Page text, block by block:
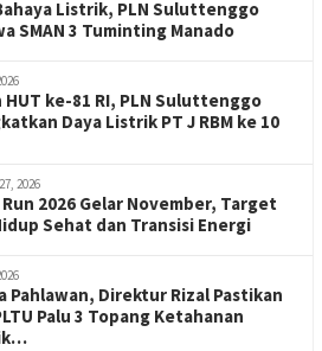
Listrik, PLN Suluttenggo
SMAN 3 Tuminting Manado
HUT ke-81 RI, PLN Suluttenggo
Daya Listrik PT J RBM ke 10
2026
2026 Gelar November, Target
Sehat dan Transisi Energi
Pahlawan, Direktur Rizal Pastikan
Palu 3 Topang Ketahanan